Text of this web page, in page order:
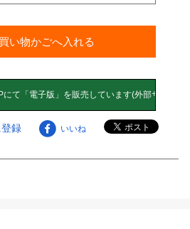
買い物かごへ入れる
録 いいね